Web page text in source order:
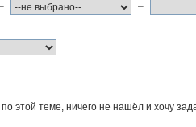
–
этой теме, ничего не нашёл и хочу